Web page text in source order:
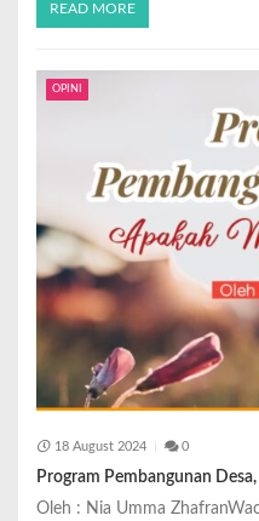
READ MORE
OPINI
18 August 2024 0
Program Pembangunan
Oleh : Nia Umma